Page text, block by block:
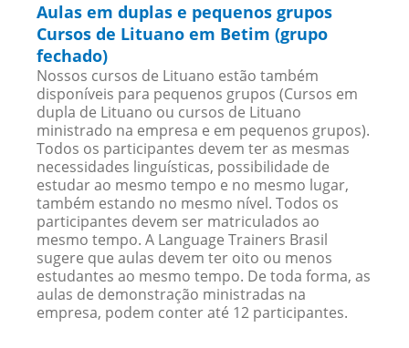
Aulas em duplas e pequenos grupos
Cursos de Lituano em Betim (grupo
fechado)
Nossos cursos de Lituano estão também
disponíveis para pequenos grupos (Cursos em
dupla de Lituano ou cursos de Lituano
ministrado na empresa e em pequenos grupos).
Todos os participantes devem ter as mesmas
necessidades linguísticas, possibilidade de
estudar ao mesmo tempo e no mesmo lugar,
também estando no mesmo nível. Todos os
participantes devem ser matriculados ao
mesmo tempo. A Language Trainers Brasil
sugere que aulas devem ter oito ou menos
estudantes ao mesmo tempo. De toda forma, as
aulas de demonstração ministradas na
empresa, podem conter até 12 participantes.